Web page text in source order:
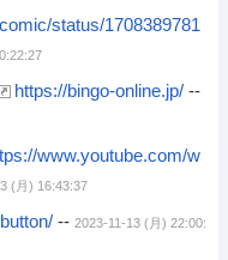
status/1708389781
https://bingo-online.jp/ --
www.youtube.com/w
(月) 16:43:37
-- 2023-11-13 (月) 22:00: